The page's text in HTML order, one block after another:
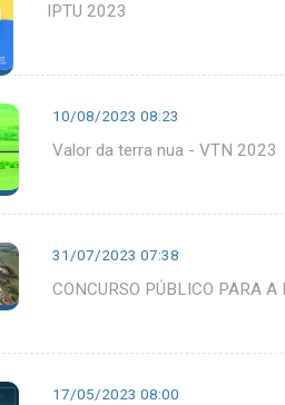
IPTU 2023
10/08/2023 08:23
Valor da terra nua - VTN 2023
31/07/2023 07:38
CONCURSO PÚBLICO PARA
17/05/2023 08:00